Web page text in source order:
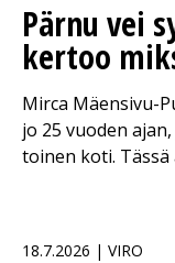
Pärnu vei
kertoo
Mirca Mäensivu-
jo 25 vuoden
toinen koti.
18.7.2026 | VIRO